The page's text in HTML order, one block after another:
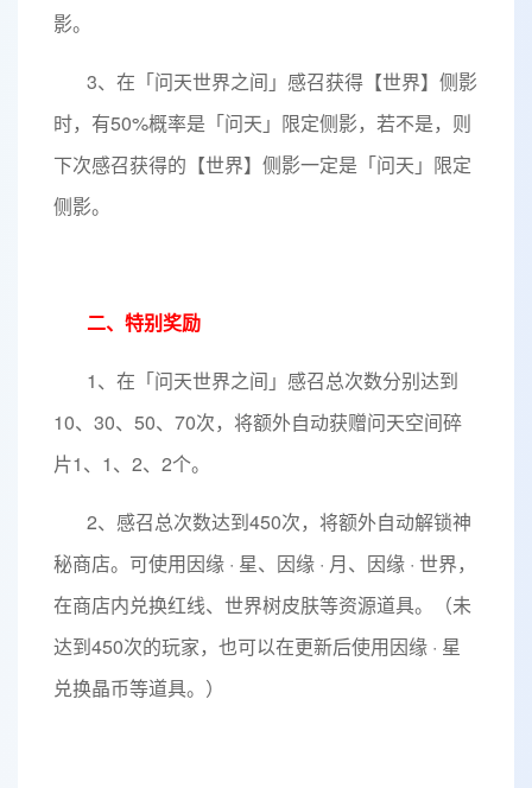
影。
3、在「问天世界之间」感召获得【世界】侧影
时，有50%概率是「问天」限定侧影，若不是，则
下次感召获得的【世界】侧影一定是「问天」限定
侧影。
二、特别奖励
1、在「问天世界之间」感召总次数分别达到
10、30、50、70次，将额外自动获赠问天空间碎
片1、1、2、2个。
2、感召总次数达到450次，将额外自动解锁神
秘商店。可使用因缘 · 星、因缘 · 月、因缘 · 世界，
在商店内兑换红线、世界树皮肤等资源道具。（未
达到450次的玩家，也可以在更新后使用因缘 · 星
兑换晶币等道具。）